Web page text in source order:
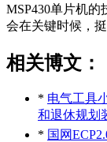
MSP430单片机
会在关键时候，
相关博文：
* 电气工具
和退休规划
* 国网